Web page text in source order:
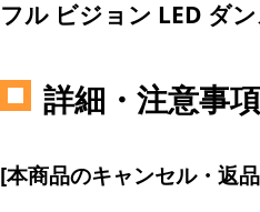
フル ビジョン LED ダ
詳細・注意事項
[本商品のキャンセル・返